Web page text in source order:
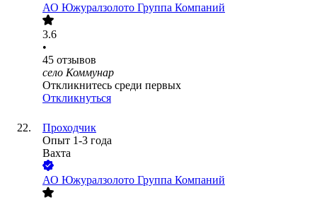
АО Южуралзолото Группа Компаний
3.6
•
45 отзывов
село Коммунар
Откликнитесь среди первых
Откликнуться
Проходчик
Опыт 1-3 года
Вахта
АО Южуралзолото Группа Компаний